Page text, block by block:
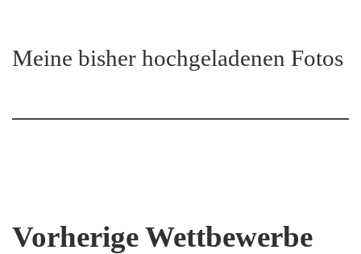
Meine bisher hochgeladenen Fotos
Vorherige Wettbewerbe